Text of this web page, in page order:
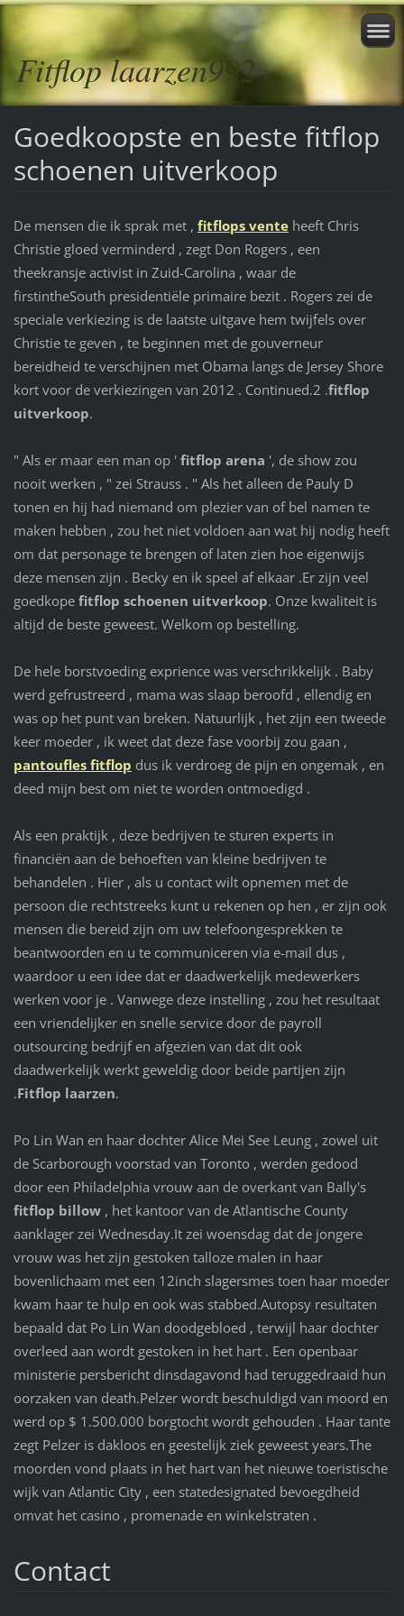
Fitflop laarzen992
Goedkoopste en beste fitflop
schoenen uitverkoop
De mensen die ik sprak met , fitflops venteheeft Chris
Christie gloed verminderd , zegt Don Rogers , een
theekransje activist in Zuid-Carolina , waar de
firstintheSouth presidentiële primaire bezit . Rogers zei de
speciale verkiezing is de laatste uitgave hem twijfels over
Christie te geven , te beginnen met de gouverneur
bereidheid te verschijnen met Obama langs de Jersey Shore
kort voor de verkiezingen van 2012 . Continued.2 .fitflop
uitverkoop.
" Als er maar een man op ' fitflop arena ', de show zou
nooit werken , " zei Strauss . " Als het alleen de Pauly D
tonen en hij had niemand om plezier van of bel namen te
maken hebben , zou het niet voldoen aan wat hij nodig heeft
om dat personage te brengen of laten zien hoe eigenwijs
deze mensen zijn . Becky en ik speel af elkaar .Er zijn veel
goedkope fitflop schoenen uitverkoop. Onze kwaliteit is
altijd de beste geweest. Welkom op bestelling.
De hele borstvoeding exprience was verschrikkelijk . Baby
werd gefrustreerd , mama was slaap beroofd , ellendig en
was op het punt van breken. Natuurlijk , het zijn een tweede
keer moeder , ik weet dat deze fase voorbij zou gaan ,
pantoufles fitflop dus ik verdroeg de pijn en ongemak , en
deed mijn best om niet te worden ontmoedigd .
Als een praktijk , deze bedrijven te sturen experts in
financiën aan de behoeften van kleine bedrijven te
behandelen . Hier , als u contact wilt opnemen met de
persoon die rechtstreeks kunt u rekenen op hen , er zijn ook
mensen die bereid zijn om uw telefoongesprekken te
beantwoorden en u te communiceren via e-mail dus ,
waardoor u een idee dat er daadwerkelijk medewerkers
werken voor je . Vanwege deze instelling , zou het resultaat
een vriendelijker en snelle service door de payroll
outsourcing bedrijf en afgezien van dat dit ook
daadwerkelijk werkt geweldig door beide partijen zijn
.Fitflop laarzen.
Po Lin Wan en haar dochter Alice Mei See Leung , zowel uit
de Scarborough voorstad van Toronto , werden gedood
door een Philadelphia vrouw aan de overkant van Bally's
fitflop billow, het kantoor van de Atlantische County
aanklager zei Wednesday.It zei woensdag dat de jongere
vrouw was het zijn gestoken talloze malen in haar
bovenlichaam met een 12inch slagersmes toen haar moeder
kwam haar te hulp en ook was stabbed.Autopsy resultaten
bepaald dat Po Lin Wan doodgebloed , terwijl haar dochter
overleed aan wordt gestoken in het hart . Een openbaar
ministerie persbericht dinsdagavond had teruggedraaid hun
oorzaken van death.Pelzer wordt beschuldigd van moord en
werd op $ 1.500.000 borgtocht wordt gehouden . Haar tante
zegt Pelzer is dakloos en geestelijk ziek geweest years.The
moorden vond plaats in het hart van het nieuwe toeristische
wijk van Atlantic City , een statedesignated bevoegdheid
omvat het casino , promenade en winkelstraten .
Contact